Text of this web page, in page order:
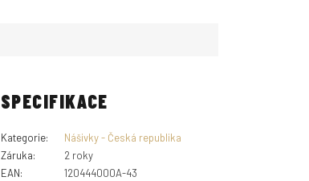
SPECIFIKACE
Kategorie:
Nášivky - Česká republika
Záruka:
2 roky
EAN: 120444000A-43